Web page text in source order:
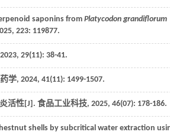
saponins from Platycodon grandiflorum
, 223: 119877.
2023, 29(11): 38-41.
学, 2024, 41(11): 1499-1507.
活性[J]. 食品工业科技, 2025, 46(07): 178-186.
shells by subcritical water extraction